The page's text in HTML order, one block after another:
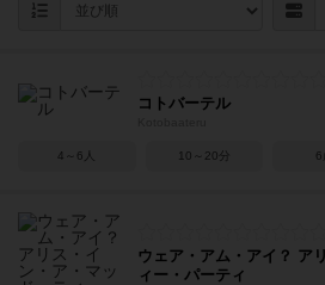
コトバーテル
4～6人 10～20分 6
ウェア・アム・アイ？ ア
ィー・パーティ